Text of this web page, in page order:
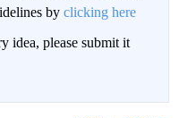
by clicking here
idea, please submit it